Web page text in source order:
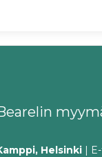
Helsinki |